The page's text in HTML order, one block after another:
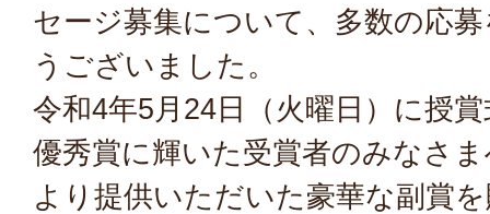
セージ募集について、多数の応
うございました。
令和4年5月24日（火曜日）に授
優秀賞に輝いた受賞者のみなさ
より提供いただいた豪華な副賞